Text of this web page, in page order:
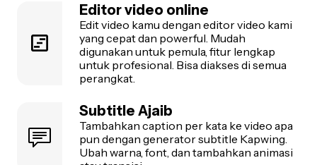
Editor video online
Edit video kamu dengan editor video kami
yang cepat dan powerful. Mudah
digunakan untuk pemula, fitur lengkap
untuk profesional. Bisa diakses di semua
perangkat.
Subtitle Ajaib
Tambahkan caption per kata ke video apa
pun dengan generator subtitle Kapwing.
Ubah warna, font, dan tambahkan animasi